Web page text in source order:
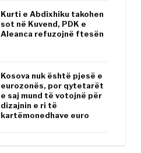
Kurti e Abdixhiku takohen
sot në Kuvend, PDK e
Aleanca refuzojnë ftesën
Kosova nuk është pjesë e
eurozonës, por qytetarët
e saj mund të votojnë për
dizajnin e ri të
kartëmonedhave euro